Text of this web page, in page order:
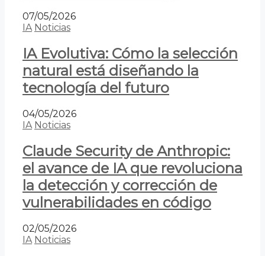
07/05/2026
IA Noticias
IA Evolutiva: Cómo la selección
natural está diseñando la
tecnología del futuro
04/05/2026
IA Noticias
Claude Security de Anthropic:
el avance de IA que revoluciona
la detección y corrección de
vulnerabilidades en código
02/05/2026
IA Noticias